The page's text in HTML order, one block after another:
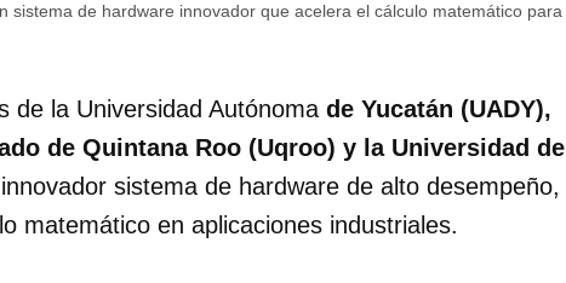
sistema de hardware innovador que acelera el cálculo matemático para
de la Universidad Autónoma de Yucatán (UADY),
de Quintana Roo (Uqroo) y la Universidad de
sistema de hardware de alto desempeño,
matemático en aplicaciones industriales.